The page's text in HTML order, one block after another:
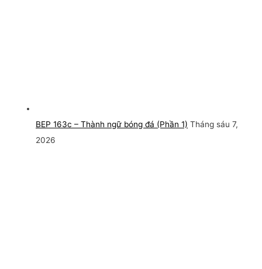
BEP 163c – Thành ngữ bóng đá (Phần 1) Tháng sáu 7,
2026